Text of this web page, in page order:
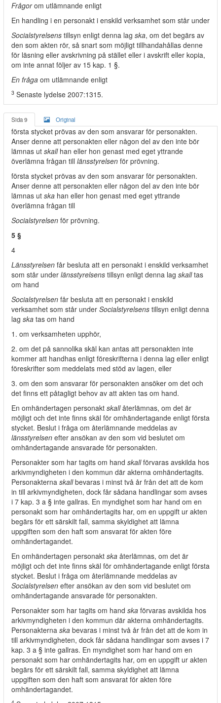
Frågorom utlämnande enligt
En handling i en personakt i enskild verksamhet som står under
Socialstyrelsens tillsyn enligt denna lag ska, om det begärs av
den som akten rör, så snart som möjligt tillhandahållas denne
för läsning eller avskrivning på stället eller i avskrift eller kopia,
om inte annat följer av 15 kap. 1 §.
En fråga om utlämnande enligt
3 Senaste lydelse 2007:1315.
Sida 9 Original
första stycket prövas av den som ansvarar för personakten.
Anser denne att personakten eller någon del av den inte bör
lämnas ut skall han eller hon genast med eget yttrande
överlämna frågan till länsstyrelsen för prövning.
första stycket prövas av den som ansvarar för personakten.
Anser denne att personakten eller någon del av den inte bör
lämnas ut ska han eller hon genast med eget yttrande
överlämna frågan till
Socialstyrelsen för prövning.
5 §
4
Länsstyrelsen får besluta att en personakt i enskild verksamhet
som står under länsstyrelsens tillsyn enligt denna lag skalltas
om hand
Socialstyrelsen får besluta att en personakt i enskild
verksamhet som står under Socialstyrelsens tillsyn enligt denna
lag ska tas om hand
1. om verksamheten upphör,
2. om det på sannolika skäl kan antas att personakten inte
kommer att handhas enligt föreskrifterna i denna lag eller enligt
föreskrifter som meddelats med stöd av lagen, eller
3. om den som ansvarar för personakten ansöker om det och
det finns ett påtagligt behov av att akten tas om hand.
En omhändertagen personakt skallåterlämnas, om det är
möjligt och det inte finns skäl för omhändertagande enligt första
stycket. Beslut i fråga om återlämnande meddelas av
länsstyrelsen efter ansökan av den som vid beslutet om
omhändertagande ansvarade för personakten.
Personakter som har tagits om hand skallförvaras avskilda hos
arkivmyndigheten i den kommun där akterna omhändertagits.
Personakterna skallbevaras i minst två år från det att de kom
in till arkivmyndigheten, dock får sådana handlingar som avses
i 7 kap. 3 a § inte gallras. En myndighet som har hand om en
personakt som har omhändertagits har, om en uppgift ur akten
begärs för ett särskilt fall, samma skyldighet att lämna
uppgiften som den haft som ansvarat för akten före
omhändertagandet.
En omhändertagen personakt ska återlämnas, om det är
möjligt och det inte finns skäl för omhändertagande enligt första
stycket. Beslut i fråga om återlämnande meddelas av
Socialstyrelsen efter ansökan av den som vid beslutet om
omhändertagande ansvarade för personakten.
Personakter som har tagits om hand ska förvaras avskilda hos
arkivmyndigheten i den kommun där akterna omhändertagits.
Personakterna ska bevaras i minst två år från det att de kom in
till arkivmyndigheten, dock får sådana handlingar som avses i 7
kap. 3 a § inte gallras. En myndighet som har hand om en
personakt som har omhändertagits har, om en uppgift ur akten
begärs för ett särskilt fall, samma skyldighet att lämna
uppgiften som den haft som ansvarat för akten före
omhändertagandet.